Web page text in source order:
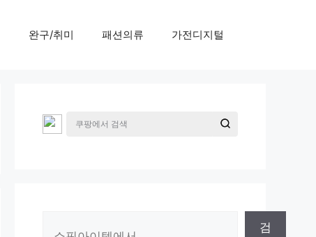
완구/취미 패션의류 가전디지털
검